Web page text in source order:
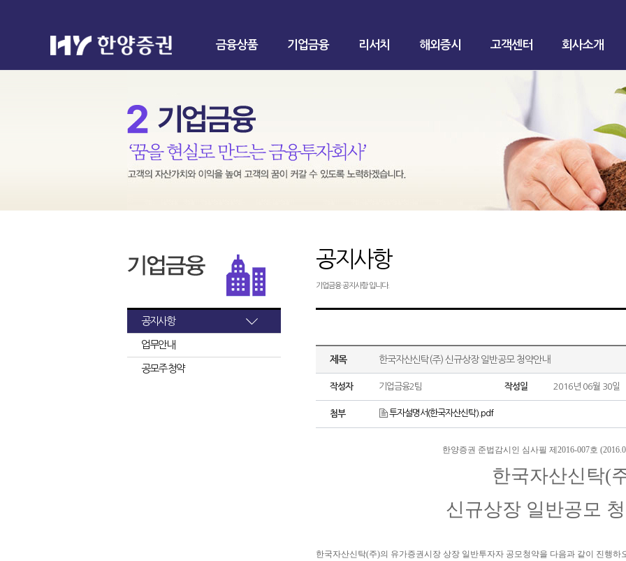
금융상품 기업금융 리서치 해외증시 고객센터 회사소개
공지사항
업무안내
공모주 청약
공지사항
기업금융 공지사항 입니다.
제목 한국자산신탁(주) 신규상장 일반공모 청약안내
작성자 기업금융2팀 작성일 2016년 06월 30일
첨부 투자설명서(한국자산신탁).pdf
한양증권 준법감시인 심사필 제2016-007호
한국자산신탁(
신규상장 일반공모
한국자산신탁(주)의 유가증권시장 상장 일반투자자 공모청약을 다음과 같이 진행하